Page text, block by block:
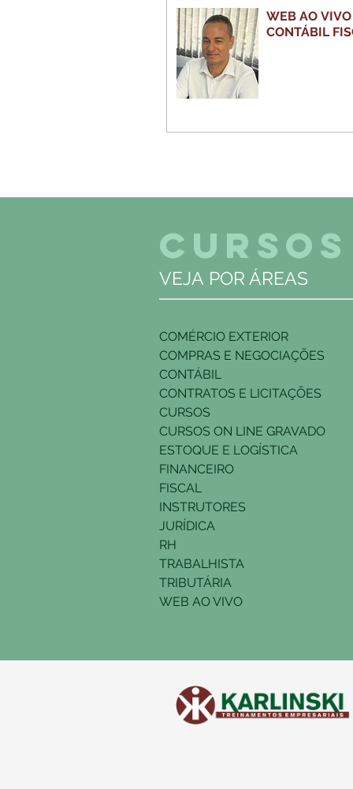
WEB AO
CONTÁBIL
CURSOS
VEJA POR ÁREAS
COMÉRCIO EXTERIOR
COMPRAS E NEGOCIAÇÕES
CONTÁBIL
CONTRATOS E LICITAÇÕES
CURSOS
CURSOS ON LINE GRAVADO
ESTOQUE E LOGÍSTICA
FINANCEIRO
FISCAL
INSTRUTORES
JURÍDICA
RH
TRABALHISTA
TRIBUTÁRIA
WEB AO VIVO